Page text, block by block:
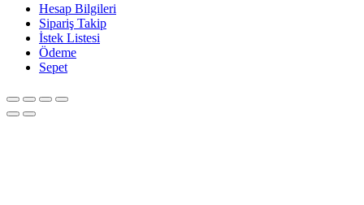
Hesap Bilgileri
Sipariş Takip
İstek Listesi
Ödeme
Sepet